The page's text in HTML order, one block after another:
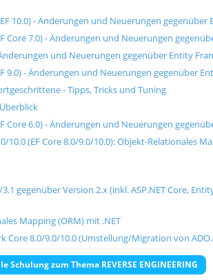
10.0) - Änderungen und Neuerungen gegenüber
Core 7.0) - Änderungen und Neuerungen
und Neuerungen gegenüber Entity
9.0) - Änderungen und Neuerungen gegenüber
- Tipps, Tricks und Tuning
Core 6.0) - Änderungen und Neuerungen
10.0 (EF Core 8.0/9.0/10.0): Objekt-Relationales
gegenüber Version 2.x (inkl. ASP.NET Core,
Mapping (ORM) mit .NET
Core 8.0/9.0/10.0 (Umstellung/Migration von
zum Thema REVERSE ENGINEERING